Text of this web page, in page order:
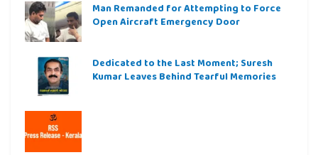
Man Remanded for Attempting to Force
Open Aircraft Emergency Door
Dedicated to the Last Moment; Suresh
Kumar Leaves Behind Tearful Memories